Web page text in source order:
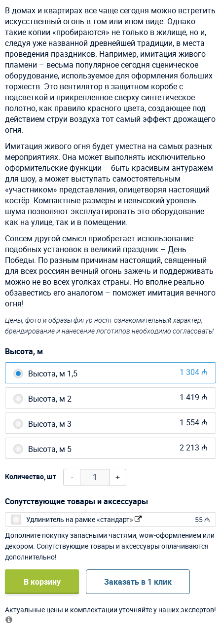
В домах и квартирах все чаще сегодня можно встретить
искусственный огонь в том или ином виде. Однако
такие копии «пробираются» не только в жилище, но и,
следуя уже названной древнейшей традиции, в места
проведения праздников. Например, имитация живого
пламени – весьма популярное сегодня сценическое
оборудование, используемое для оформления больших
торжеств. Это вентилятор в защитном коробе с
подсветкой и прикрепленное сверху синтетическое
полотно, как правило красного цвета, создающее под
действием струи воздуха тот самый эффект дрожащего
огня.
Имитация живого огня будет уместна на самых разных
мероприятиях. Она может выполнять исключительно
оформительские функции – быть красивым антуражем
для шоу, а может выступать самостоятельным
«участником» представления, олицетворяя настоящий
костёр. Компактные размеры и невысокий уровень
шума позволяют эксплуатировать это оборудование
как на улице, так и в помещении.
Совсем другой смысл приобретает использование
подобных установок в великий праздник – День
Победы. По разным причинам настоящий, священный
для всех россиян вечный огонь зажечь и поддерживать
можно не во всех уголках страны. Но вполне реально
обзавестись его аналогом – поможет имитация вечного
огня!
Цены, фото и образы фигур носят ознакомительный характер,
брендирование и нанесение логотипов необходимо согласовать!
Высота, м
Высота, м 1,5 1 304 ₼
Высота, м 2 1 419 ₼
Высота, м 3 1 554 ₼
Высота, м 5 2 213 ₼
Количество, шт - +
Сопутствующие товары и аксессуары
Удлинитель на рамке «стандарт»
55 ₼
Дополните покупку запасными частями, wow-оформлением или
декором. Сопутствующие товары и аксессуары оплачиваются
дополнительно!
В корзину Заказать в 1 клик
Актуальные цены и комплектации уточняйте у наших экспертов!